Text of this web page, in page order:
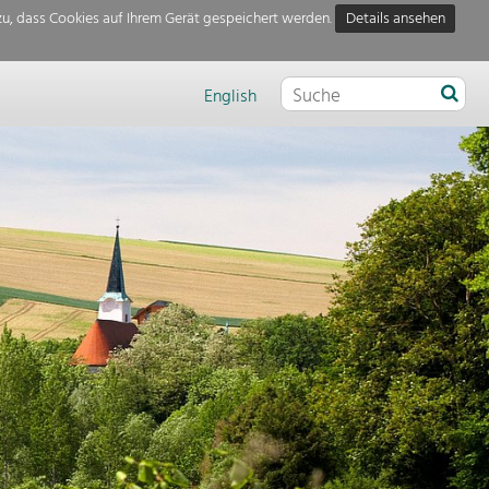
dass Cookies auf Ihrem Gerät gespeichert werden.
Details ansehen
English